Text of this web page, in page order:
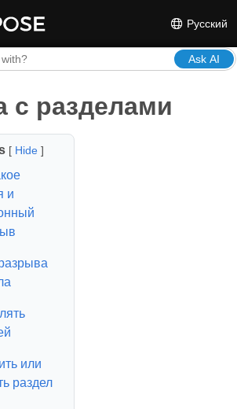
Русский
Ask AI
с разделами
[ Hide]
и
или
раздел